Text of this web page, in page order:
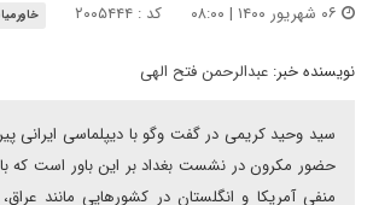
کد : ۲۰۰۵۴۴۴
نویسنده خبر: عبدالرحمن فتح الهی
سید وحید کریمی در گفت وگو با دیپلماسی ایرانی
حضور مکرون در نشست بغداد بر این باور است که
منفی آمریکا و انگلستان در کشورهایی مانند